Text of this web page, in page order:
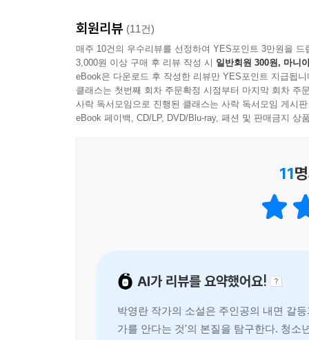
기억과 책임의 경계를 선득하게 질문하며 차마 눈
“우리, 예전엔 친했어요.”
그 사람이 돌아왔다, 5년 전 그 모든 일을 잊은 채로
주인공 ‘나’는 네 살 많았던 ‘그 사람’이 5년 전
작가 박영란은 『서울 아이』 『나로 만든 집』
아닌 일’이라는 이름을 붙이게 되는 ‘나’의 심리
예기치 않게 경험하는 나쁜 것들 앞에서 두 아이
“아무래도 내가 잘못한 게 많은 모양이지?”
어두운 밤, 깊은 숲, 놀이와 폭력 사이 어딘가……
회원리뷰 (11건)
매주 10건의 우수리뷰를 선정하여 YES포인트 3만원을 드
3,000원 이상 구매 후 리뷰 작성 시 일반회원 300원, 마니
eBook은 다운로드 후 작성한 리뷰만 YES포인트 지급됩니
클래스는 첫번째 회차 주문확정 시점부터 마지막 회차 주
사락 독서모임으로 진행된 클래스는 사락 독서모임 게시
eBook 페이백, CD/LP, DVD/Blu-ray, 패션 및 판매금지 상
11
AI가 리뷰를 요약했어요!
박영란 작가의 소설은 주인공의 내면 갈
가를 안다는 것'의 본질을 탐구한다. 청소